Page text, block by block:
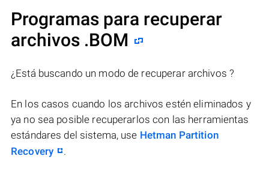
Programas para recuperar
archivos .BOM
¿Está buscando un modo de recuperar archivos ?
En los casos cuando los archivos estén eliminados y
ya no sea posible recuperarlos con las herramientas
estándares del sistema, use Hetman Partition
Recovery
.